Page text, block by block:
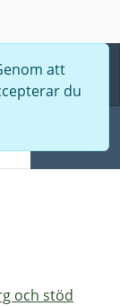
Meny
att
du
och stöd